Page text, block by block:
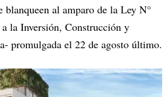
blanqueen al amparo de la Ley N°
la Inversión, Construcción y
promulgada el 22 de agosto último.